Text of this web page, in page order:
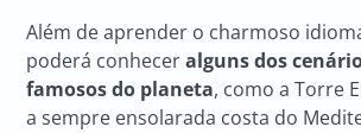
Além de aprender o charmoso
poderá conheceralguns dos
famosos do planeta, como a Torre
a sempre ensolarada costa do